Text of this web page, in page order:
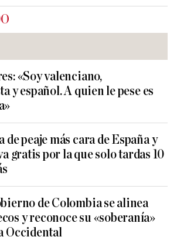
«Soy valenciano,
y español. A quien le pese es
de peaje más cara de España y
gratis por la que solo tardas 10
de Colombia se alinea
y reconoce su «soberanía»
Occidental